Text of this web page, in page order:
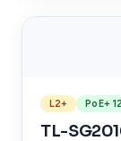
L2+ PoE+
TL-